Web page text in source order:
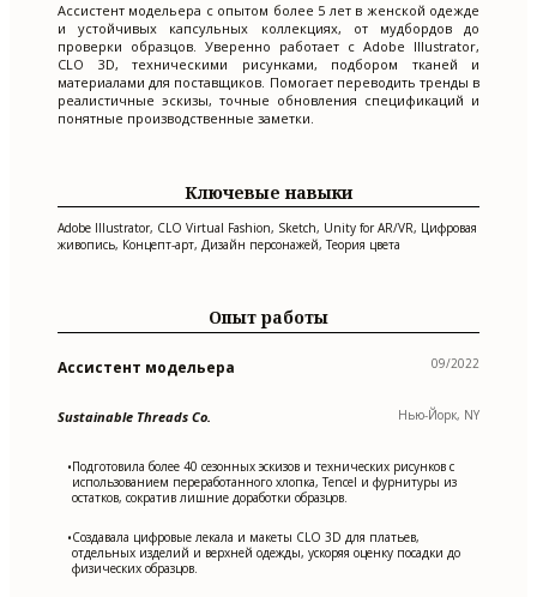
Ассистент модельера с опытом более 5 лет в женской одежде
и устойчивых капсульных коллекциях, от мудбордов до
проверки образцов. Уверенно работает с Adobe Illustrator,
CLO 3D, техническими рисунками, подбором тканей и
материалами для поставщиков. Помогает переводить тренды в
реалистичные эскизы, точные обновления спецификаций и
понятные производственные заметки.
Ключевые навыки
Adobe Illustrator, CLO Virtual Fashion, Sketch, Unity for AR/VR, Цифровая
живопись, Концепт-арт, Дизайн персонажей, Теория цвета
Опыт работы
Ассистент модельера 09/2022
Sustainable Threads Co. Нью-Йорк, NY
•Подготовила более 40 сезонных эскизов и технических рисунков с
использованием переработанного хлопка, Tencel и фурнитуры из
остатков, сократив лишние доработки образцов.
•Создавала цифровые лекала и макеты CLO 3D для платьев,
отдельных изделий и верхней одежды, ускоряя оценку посадки до
физических образцов.